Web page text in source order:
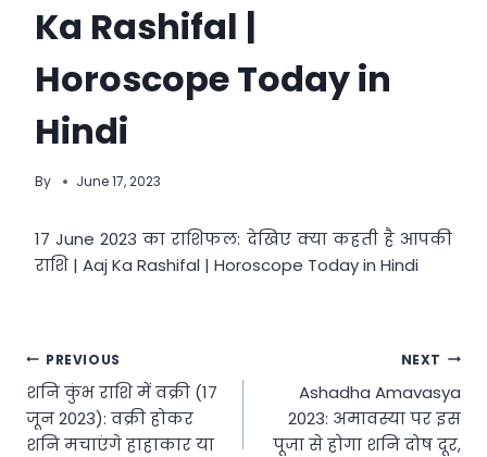
Ka Rashifal |
Horoscope Today in
Hindi
By June 17, 2023
17 June 2023 का राशिफल: देखिए क्या कहती है आपकी
राशि | Aaj Ka Rashifal | Horoscope Today in Hindi
Post
navigation
PREVIOUS
शनि कुंभ राशि में वक्री (17
जून 2023): वक्री होकर
शनि मचाएंगे हाहाकार या
NEXT
Ashadha Amavasya
2023: अमावस्या पर इस
पूजा से होगा शनि दोष दूर,